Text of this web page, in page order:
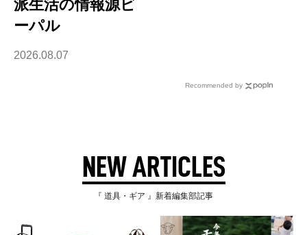
派生活の情報源ビ
ーパル
2026.08.07
Recommended by
NEW ARTICLES
『 道具・ギア 』新着編集部記事